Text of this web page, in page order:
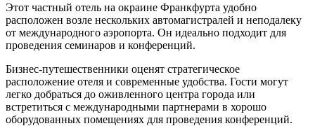
Этот частный отель на окраине Франкфурта удобно
расположен возле нескольких автомагистралей и неподалеку
от международного аэропорта. Он идеально подходит для
проведения семинаров и конференций.
Бизнес-путешественники оценят стратегическое
расположение отеля и современные удобства. Гости могут
легко добраться до оживленного центра города или
встретиться с международными партнерами в хорошо
оборудованных помещениях для проведения конференций.